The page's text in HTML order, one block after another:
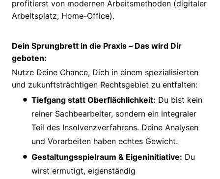
profitierst von modernen Arbeitsmethoden (digitaler
Arbeitsplatz, Home-Office).
Dein Sprungbrett in die Praxis – Das wird Dir
geboten:
Nutze Deine Chance, Dich in einem spezialisierten
und zukunftsträchtigen Rechtsgebiet zu entfalten:
Tiefgang statt Oberflächlichkeit: Du bist kein
reiner Sachbearbeiter, sondern ein integraler
Teil des Insolvenzverfahrens. Deine Analysen
und Vorarbeiten haben echtes Gewicht.
Gestaltungsspielraum & Eigeninitiative: Du
wirst ermutigt, eigenständig